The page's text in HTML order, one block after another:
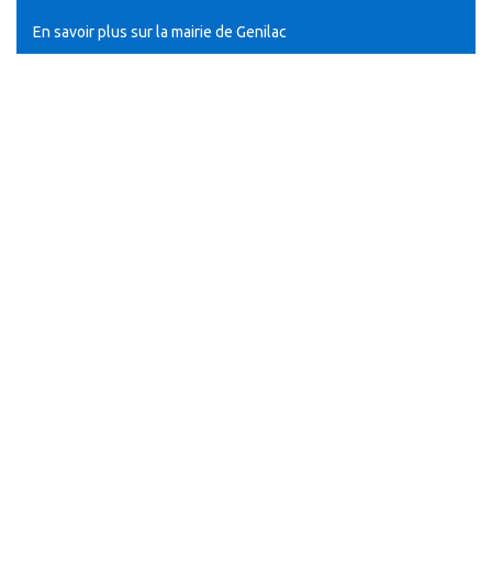
En savoir plus sur la mairie de Genilac